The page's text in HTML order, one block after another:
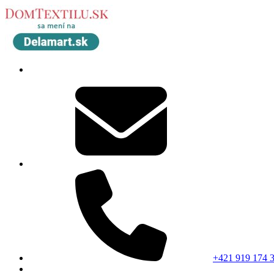
+421 919 174